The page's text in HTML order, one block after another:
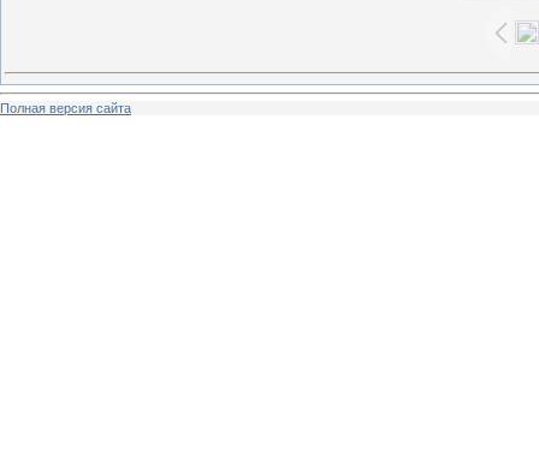
Полная версия сайта